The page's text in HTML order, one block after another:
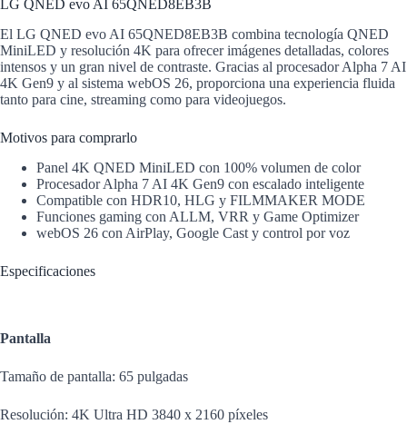
LG QNED evo AI 65QNED8EB3B
El LG QNED evo AI 65QNED8EB3B combina tecnología QNED
MiniLED y resolución 4K para ofrecer imágenes detalladas, colores
intensos y un gran nivel de contraste. Gracias al procesador Alpha 7 AI
4K Gen9 y al sistema webOS 26, proporciona una experiencia fluida
tanto para cine, streaming como para videojuegos.
Motivos para comprarlo
Panel 4K QNED MiniLED con 100% volumen de color
Procesador Alpha 7 AI 4K Gen9 con escalado inteligente
Compatible con HDR10, HLG y FILMMAKER MODE
Funciones gaming con ALLM, VRR y Game Optimizer
webOS 26 con AirPlay, Google Cast y control por voz
Especificaciones
Pantalla
Tamaño de pantalla: 65 pulgadas
Resolución: 4K Ultra HD 3840 x 2160 píxeles